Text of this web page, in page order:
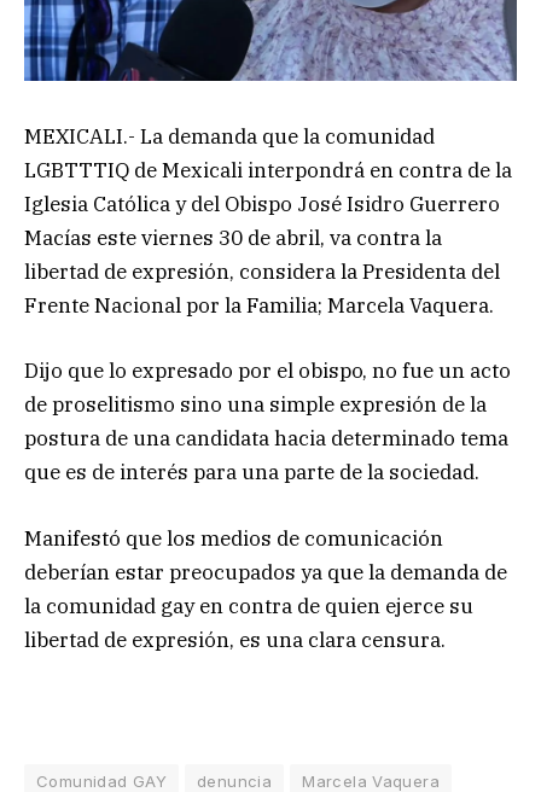
MEXICALI.- La demanda que la comunidad
LGBTTTIQ de Mexicali interpondrá en contra de la
Iglesia Católica y del Obispo José Isidro Guerrero
Macías este viernes 30 de abril, va contra la
libertad de expresión, considera la Presidenta del
Frente Nacional por la Familia; Marcela Vaquera.
Dijo que lo expresado por el obispo, no fue un acto
de proselitismo sino una simple expresión de la
postura de una candidata hacia determinado tema
que es de interés para una parte de la sociedad.
Manifestó que los medios de comunicación
deberían estar preocupados ya que la demanda de
la comunidad gay en contra de quien ejerce su
libertad de expresión, es una clara censura.
Comunidad GAY denuncia
Marcela Vaquera